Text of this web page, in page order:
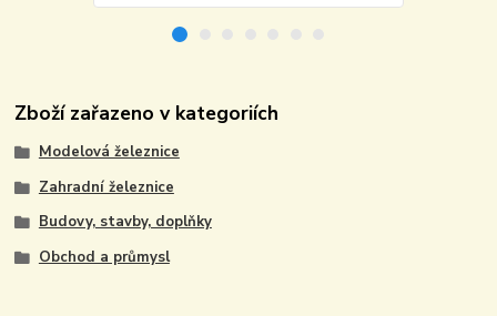
Zboží zařazeno v kategoriích
Modelová železnice
Zahradní železnice
Budovy, stavby, doplňky
Obchod a průmysl